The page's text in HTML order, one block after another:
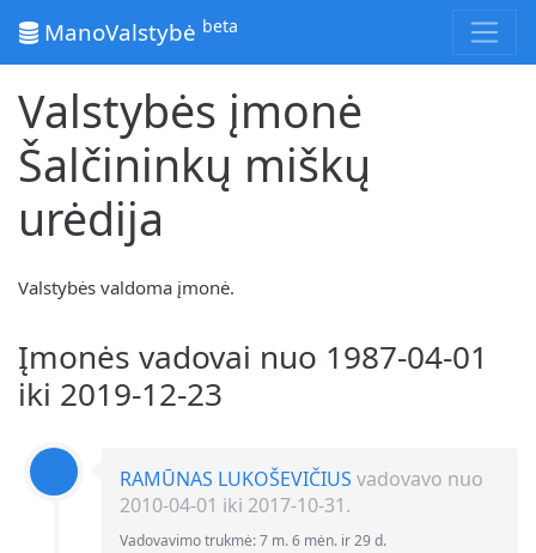
ManoValstybė beta
Valstybės įmonė
Šalčininkų miškų
urėdija
Valstybės valdoma įmonė.
Įmonės vadovai nuo 1987-04-01
iki 2019-12-23
RAMŪNAS LUKOŠEVIČIUS vadovavo nuo
2010-04-01 iki 2017-10-31.
Vadovavimo trukmė: 7 m. 6 mėn. ir 29 d.